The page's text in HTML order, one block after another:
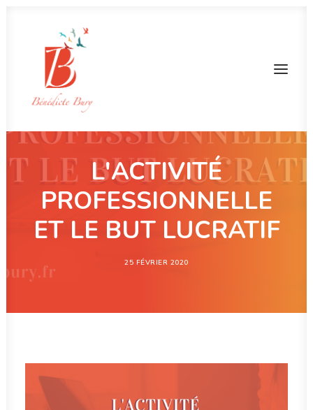
RECHERCHE
L'ACTIVITÉ
PROFESSIONNELLE
ET LE BUT LUCRATIF
25 FÉVRIER 2020